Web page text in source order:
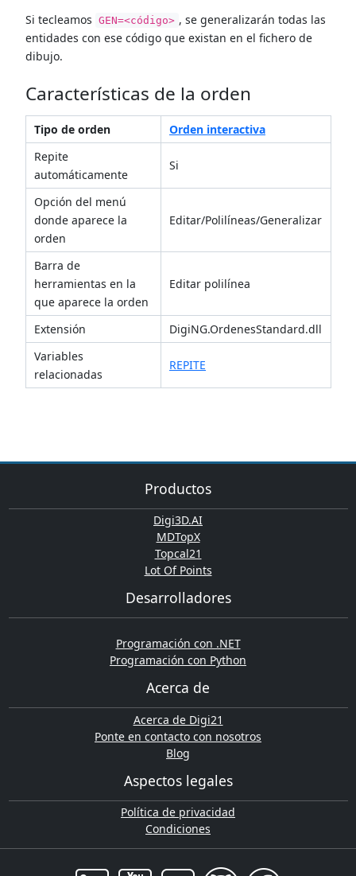
Si tecleamos
GEN=<código> , se generalizarán todas las
entidades con ese código que existan en el fichero de
dibujo.
Características de la orden
Tipo de orden
Orden interactiva
Repite
automáticamente
Si
Opción del menú
donde aparece la
orden
Editar/Polilíneas/Generalizar
Barra de
herramientas en la
que aparece la orden
Editar polilínea
Extensión
DigiNG.OrdenesStandard.dll
Variables
relacionadas
REPITE
Productos
Digi3D.AI
MDTopX
Topcal21
Lot Of Points
Desarrolladores
Programación con .NET
Programación con Python
Acerca de
Acerca de Digi21
Ponte en contacto con nosotros
Blog
Aspectos legales
Política de privacidad
Condiciones